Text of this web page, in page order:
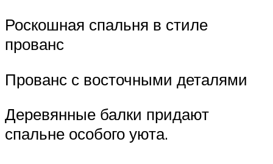
Роскошная спальня в стиле
прованс
Прованс с восточными деталями
Деревянные балки придают
спальне особого уюта.